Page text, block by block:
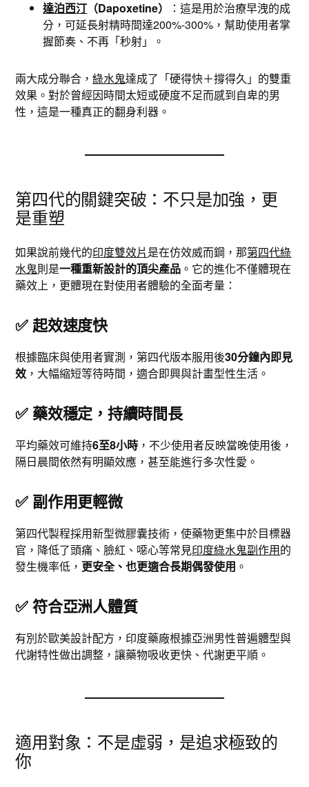
達泊西汀 （Dapoxetine）
：這是用於治療早洩的成
分，可延長射精時間達200%-300%，幫助使用者掌
握節奏、不再「秒射」。
兩大成分聯合，綠水鬼達成了「硬得快＋撐得久」的雙重
效果。對於曾經因時間太短或硬度不足而感到自卑的男
性，這是一種真正的翻身利器。
第四代的關鍵突破：不只是加強，更
是重塑
如果說前幾代的印度雙效片是在仿效威而鋼，那第四代綠
水鬼則是一種重新設計的頂尖產品 。它的進化不僅體現在
藥效上，更體現在對使用者體驗的全面考量：
✅起效速度快
根據臨床與使用者實測，第四代版本服用後30分鐘內即見
效 ，大幅縮短等待時間，適合即興與計畫型性生活。
✅藥效穩定，持續時間長
平均藥效可維持6至8小時 ，不少使用者反映當晚使用後，
隔日晨間依然有明顯效應，甚至能進行多次性愛。
✅ 副作用更輕微
第四代製程採用新型微膠囊技術，使藥物更集中於目標器
官，降低了頭痛、臉紅、噁心等常見印度綠水鬼副作用的
發生機率低， 更安全、也更適合長期偶發使用 。
✅符合亞洲人體質
有別於歐美設計配方，印度藥廠根據亞洲男性普遍體型與
代謝特性做出調整，讓藥物吸收更快、代謝更平順。
適用對象：不是虛弱，是追求極致的
你